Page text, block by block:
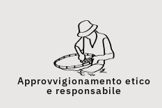
Approvvigionamento etico
e responsabile